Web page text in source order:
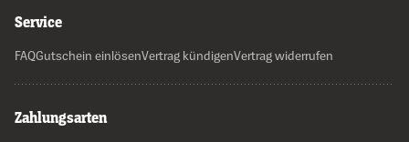
Service
FAQGutschein einlösenVertrag kündigenVertrag widerrufen
Zahlungsarten